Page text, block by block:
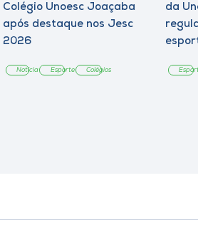
Colégio Unoesc Joaçaba
após destaque nos Jesc
2026
Notícia Esporte Colégios
da